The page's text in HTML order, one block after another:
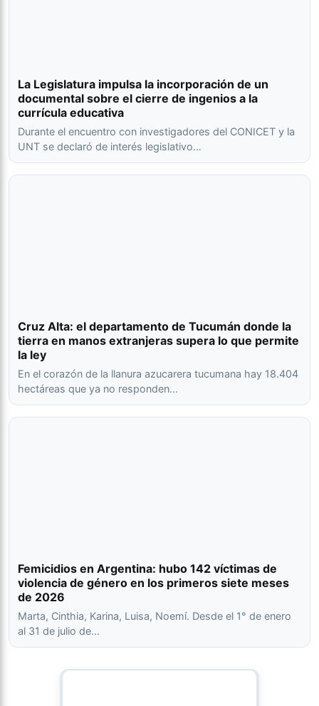
La Legislatura impulsa la incorporación de un
documental sobre el cierre de ingenios a la
currícula educativa
Durante el encuentro con investigadores del CONICET y la
UNT se declaró de interés legislativo…
Cruz Alta: el departamento de Tucumán donde la
tierra en manos extranjeras supera lo que permite
la ley
En el corazón de la llanura azucarera tucumana hay 18.404
hectáreas que ya no responden…
Femicidios en Argentina: hubo 142 víctimas de
violencia de género en los primeros siete meses
de 2026
Marta, Cinthia, Karina, Luisa, Noemí. Desde el 1° de enero
al 31 de julio de…